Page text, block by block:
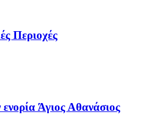
Περιοχές
Άγιος Αθανάσιος